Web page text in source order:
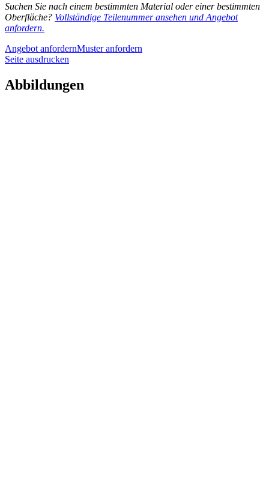
Suchen Sie nach einem bestimmten Material oder einer bestimmten
Oberfläche? Vollständige Teilenummer ansehen und Angebot
anfordern.
Angebot anfordernMuster anfordern
Seite ausdrucken
Abbildungen